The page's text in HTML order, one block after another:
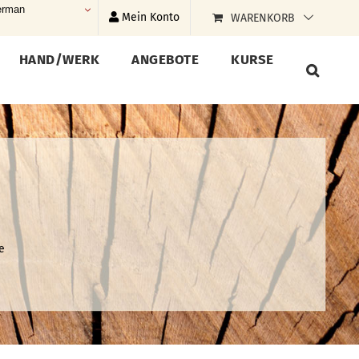
Mein Konto WARENKORB
HAND/WERK ANGEBOTE KURSE